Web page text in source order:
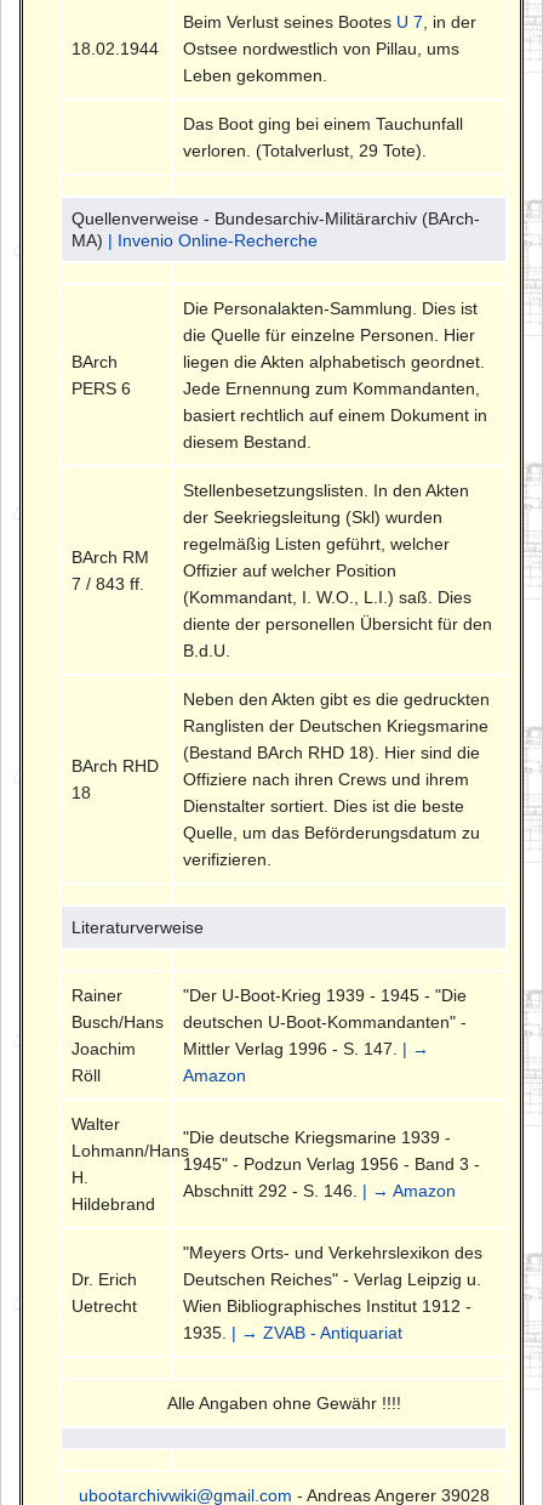
18.02.1944
Beim Verlust seines Bootes U 7 , in der
Ostsee nordwestlich von Pillau, ums
Leben gekommen.
Das Boot ging bei einem Tauchunfall
verloren. (Totalverlust, 29 Tote).
Quellenverweise - Bundesarchiv-Militärarchiv (BArch-
MA) | Invenio Online-Recherche
BArch
PERS 6
Die Personalakten-Sammlung. Dies ist
die Quelle für einzelne Personen. Hier
liegen die Akten alphabetisch geordnet.
Jede Ernennung zum Kommandanten,
basiert rechtlich auf einem Dokument in
diesem Bestand.
BArch RM
7 / 843 ff.
Stellenbesetzungslisten. In den Akten
der Seekriegsleitung (Skl) wurden
regelmäßig Listen geführt, welcher
Offizier auf welcher Position
(Kommandant, I. W.O., L.I.) saß. Dies
diente der personellen Übersicht für den
B.d.U.
BArch RHD
18
Neben den Akten gibt es die gedruckten
Ranglisten der Deutschen Kriegsmarine
(Bestand BArch RHD 18). Hier sind die
Offiziere nach ihren Crews und ihrem
Dienstalter sortiert. Dies ist die beste
Quelle, um das Beförderungsdatum zu
verifizieren.
Literaturverweise
Rainer
Busch/Hans
Joachim
Röll
"Der U-Boot-Krieg 1939 - 1945 - "Die
deutschen U-Boot-Kommandanten" -
Mittler Verlag 1996 - S. 147. | →
Amazon
Walter
Lohmann/Hans
H.
Hildebrand
"Die deutsche Kriegsmarine 1939 -
1945" - Podzun Verlag 1956 - Band 3 -
Abschnitt 292 - S. 146. | → Amazon
Dr. Erich
Uetrecht
"Meyers Orts- und Verkehrslexikon des
Deutschen Reiches" - Verlag Leipzig u.
Wien Bibliographisches Institut 1912 -
1935. | → ZVAB - Antiquariat
Alle Angaben ohne Gewähr !!!!
ubootarchivwiki@gmail.com - Andreas Angerer 39028